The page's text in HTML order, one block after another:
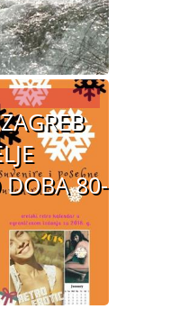
DOBA 80-